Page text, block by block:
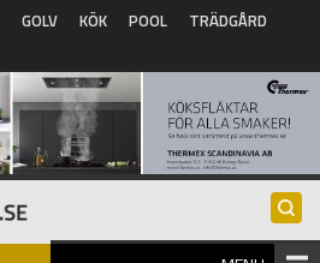
GOLV KÖK POOL
TRÄDGÅRD